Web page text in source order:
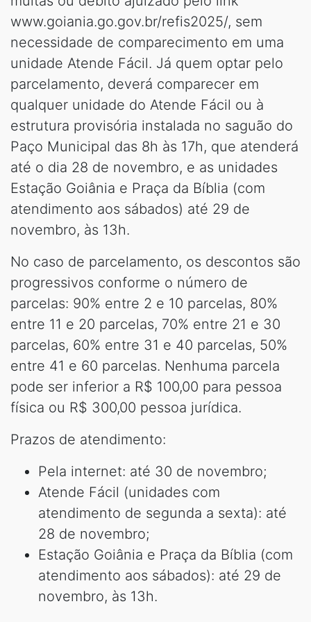
www.goiania.go.gov.br/refis2025/, sem
necessidade de comparecimento em uma
unidade Atende Fácil. Já quem optar pelo
parcelamento, deverá comparecer em
qualquer unidade do Atende Fácil ou à
estrutura provisória instalada no saguão do
Paço Municipal das 8h às 17h, que atenderá
até o dia 28 de novembro, e as unidades
Estação Goiânia e Praça da Bíblia (com
atendimento aos sábados) até 29 de
novembro, às 13h.
No caso de parcelamento, os descontos são
progressivos conforme o número de
parcelas: 90% entre 2 e 10 parcelas, 80%
entre 11 e 20 parcelas, 70% entre 21 e 30
parcelas, 60% entre 31 e 40 parcelas, 50%
entre 41 e 60 parcelas. Nenhuma parcela
pode ser inferior a R$ 100,00 para pessoa
física ou R$ 300,00 pessoa jurídica.
Prazos de atendimento:
Pela internet: até 30 de novembro;
Atende Fácil (unidades com
atendimento de segunda a sexta): até
28 de novembro;
Estação Goiânia e Praça da Bíblia (com
atendimento aos sábados): até 29 de
novembro, às 13h.